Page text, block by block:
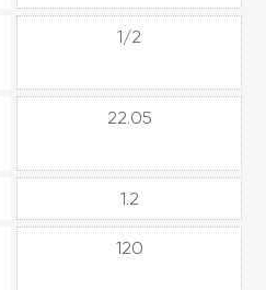
1/2
22.05
1.2
120